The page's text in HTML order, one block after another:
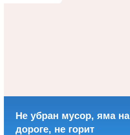
Не убран мусор, яма на
дороге, не горит